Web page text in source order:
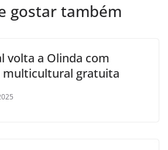
gostar também
volta a Olinda com
multicultural gratuita